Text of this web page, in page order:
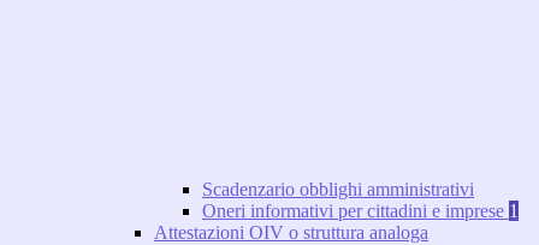
Scadenzario obblighi amministrativi
Oneri informativi per cittadini e imprese 1
Attestazioni OIV o struttura analoga